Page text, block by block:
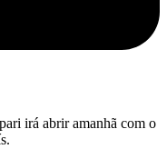
irá abrir amanhã com o